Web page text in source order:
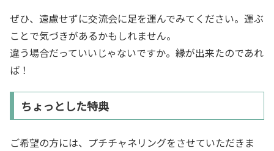
ぜひ、遠慮せずに交流会に足を運んでみてください。運ぶ
ことで気づきがあるかもしれません。
違う場合だっていいじゃないですか。縁が出来たのであれ
ば！
ちょっとした特典
ご希望の方には、プチチャネリングをさせていただきま